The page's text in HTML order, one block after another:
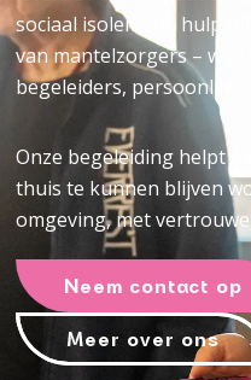
sociaal isolement, hulp
van mantelzorgers – wij
begeleiders,
Onze begeleiding helpt
thuis te kunnen blijven
omgeving, met
Neem contact op
Meer over ons